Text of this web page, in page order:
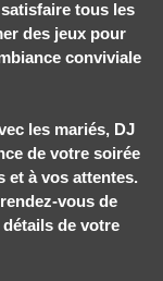
tous les
des jeux pour
conviviale
les mariés, DJ
de votre soirée
et à vos attentes.
vous de
de votre